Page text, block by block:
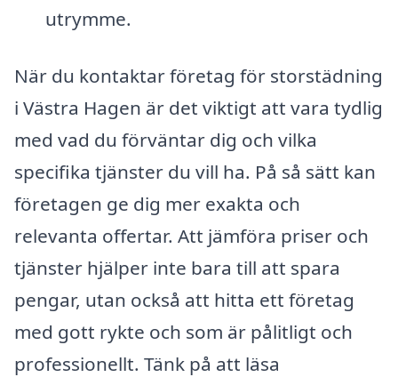
utrymme.
När du kontaktar företag för storstädning
i Västra Hagen är det viktigt att vara tydlig
med vad du förväntar dig och vilka
specifika tjänster du vill ha. På så sätt kan
företagen ge dig mer exakta och
relevanta offertar. Att jämföra priser och
tjänster hjälper inte bara till att spara
pengar, utan också att hitta ett företag
med gott rykte och som är pålitligt och
professionellt. Tänk på att läsa